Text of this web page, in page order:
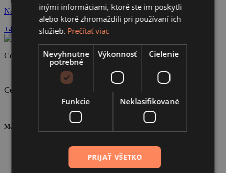
Navštíviť stránku
+421 903 450 589 info@lpstyl.sk
Certifikát ISO 9001
Certifikát ISO 14001
Mapa stránky
inými informáciami, ktoré ste im poskytli
alebo ktoré zhromaždili pri používaní ich
služieb. Prečítať viac
Nevyhnutne
potrebné
Výkonnosť Cielenie
Funkcie Neklasifikované
PRIJAŤ VŠETKO